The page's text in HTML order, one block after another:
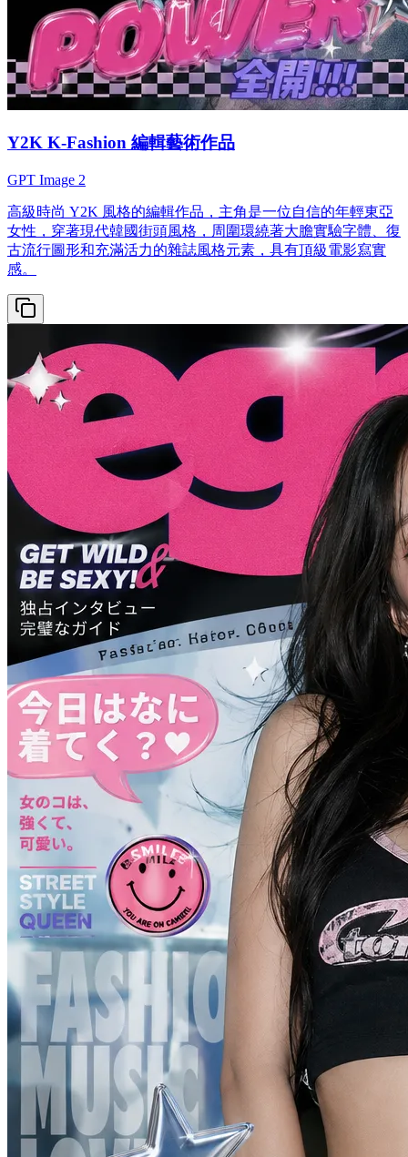
Y2K K-Fashion 編輯藝術作品
GPT Image 2
高級時尚 Y2K 風格的編輯作品，主角是一位自信的年輕東亞
女性，穿著現代韓國街頭風格，周圍環繞著大膽實驗字體、復
古流行圖形和充滿活力的雜誌風格元素，具有頂級電影寫實
感。